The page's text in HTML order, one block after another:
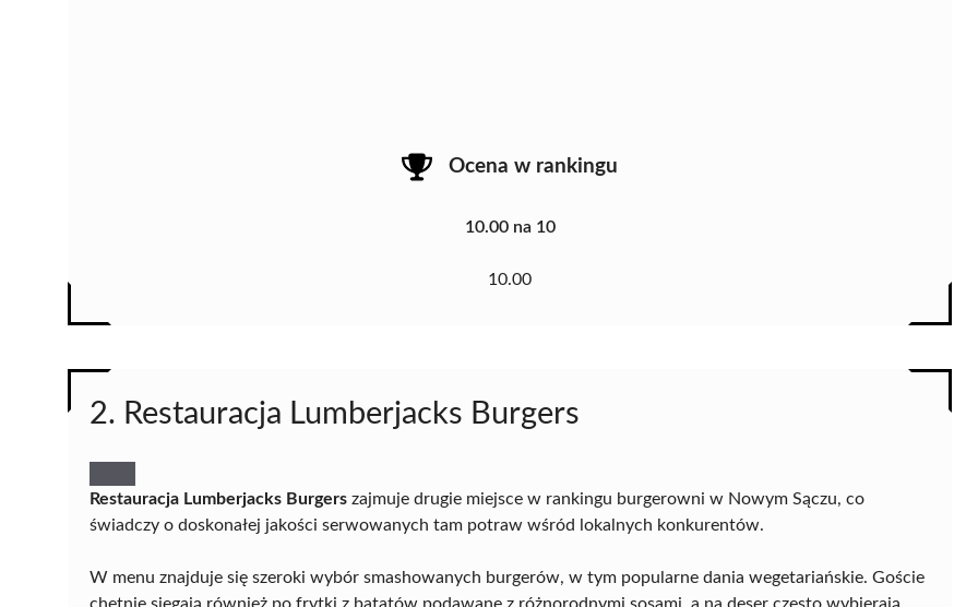
Ocena w rankingu
10.00 na 10
10.00
2. Restauracja Lumberjacks Burgers
Restauracja Lumberjacks Burgers zajmuje drugie miejsce w rankingu burgerowni w Nowym Sączu, co
świadczy o doskonałej jakości serwowanych tam potraw wśród lokalnych konkurentów.
W menu znajduje się szeroki wybór smashowanych burgerów, w tym popularne dania wegetariańskie. Goście